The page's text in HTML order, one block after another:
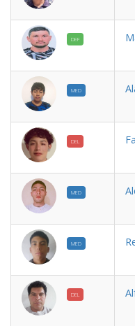
DEF
MED
DEL
MED
MED
DEL